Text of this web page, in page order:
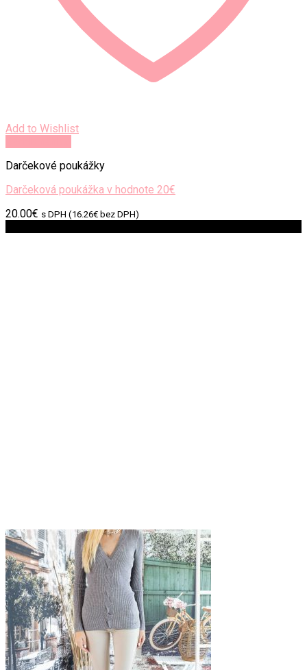
Add to Wishlist
Darčekové poukážky
Darčeková poukážka v hodnote 20€
20.00€ s DPH (16.26€ bez DPH)